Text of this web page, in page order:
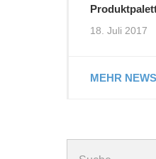
18. Juli 2017
MEHR NEWS